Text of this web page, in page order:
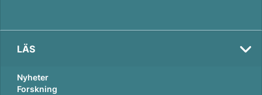
LÄS
Nyheter
Forskning